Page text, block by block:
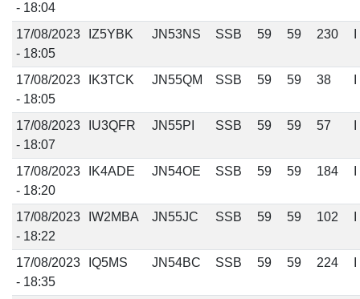
- 18:04
17/08/2023
- 18:05
IZ5YBK JN53NS SSB 59 59 230
17/08/2023
- 18:05
IK3TCK JN55QM SSB 59 59 38
17/08/2023
- 18:07
IU3QFR JN55PI SSB 59 59 57
17/08/2023
- 18:20
IK4ADE JN54OE SSB 59 59 184
17/08/2023
- 18:22
IW2MBA JN55JC SSB 59 59 102
17/08/2023
- 18:35
IQ5MS JN54BC SSB 59 59 224